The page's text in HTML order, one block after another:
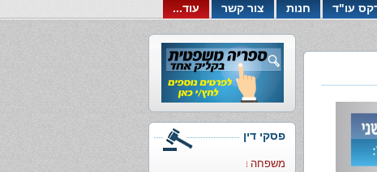
עו"ד חנות צור קשר עוד...
פסקי דין
משפחה